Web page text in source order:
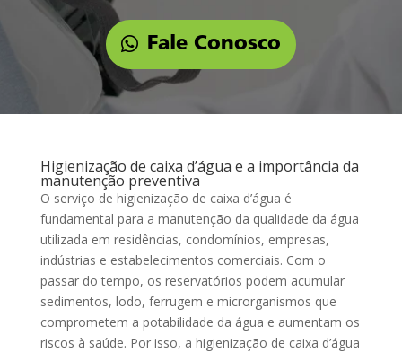
Fale Conosco
Higienização de caixa d’água e a importância da
manutenção preventiva
O serviço de higienização de caixa d’água é
fundamental para a manutenção da qualidade da água
utilizada em residências, condomínios, empresas,
indústrias e estabelecimentos comerciais. Com o
passar do tempo, os reservatórios podem acumular
sedimentos, lodo, ferrugem e microrganismos que
comprometem a potabilidade da água e aumentam os
riscos à saúde. Por isso, a higienização de caixa d’água